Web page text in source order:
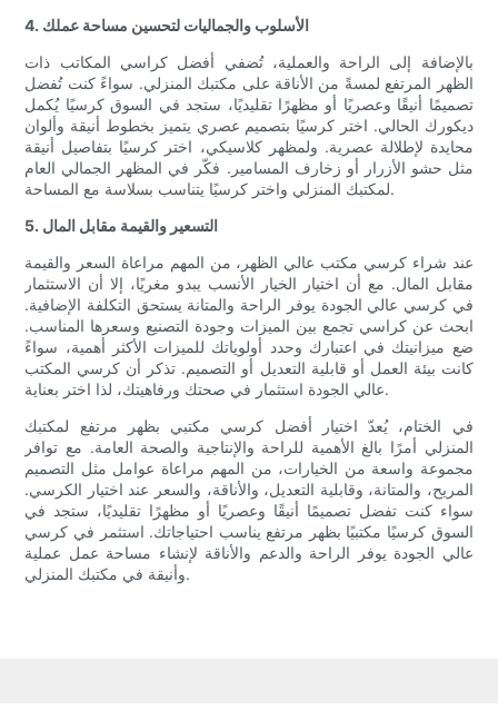
4. الأسلوب والجماليات لتحسين مساحة عملك
بالإضافة إلى الراحة والعملية، تُضفي أفضل كراسي المكاتب ذات
الظهر المرتفع لمسةً من الأناقة على مكتبك المنزلي. سواءً كنت تُفضل
تصميمًا أنيقًا وعصريًا أو مظهرًا تقليديًا، ستجد في السوق كرسيًا يُكمل
ديكورك الحالي. اختر كرسيًا بتصميم عصري يتميز بخطوط أنيقة وألوان
محايدة لإطلالة عصرية. ولمظهر كلاسيكي، اختر كرسيًا بتفاصيل أنيقة
مثل حشو الأزرار أو زخارف المسامير. فكّر في المظهر الجمالي العام
لمكتبك المنزلي واختر كرسيًا يتناسب بسلاسة مع المساحة.
5. التسعير والقيمة مقابل المال
عند شراء كرسي مكتب عالي الظهر، من المهم مراعاة السعر والقيمة
مقابل المال. مع أن اختيار الخيار الأنسب يبدو مغريًا، إلا أن الاستثمار
في كرسي عالي الجودة يوفر الراحة والمتانة يستحق التكلفة الإضافية.
ابحث عن كراسي تجمع بين الميزات وجودة التصنيع وسعرها المناسب.
ضع ميزانيتك في اعتبارك وحدد أولوياتك للميزات الأكثر أهمية، سواءً
كانت بيئة العمل أو قابلية التعديل أو التصميم. تذكر أن كرسي المكتب
عالي الجودة استثمار في صحتك ورفاهيتك، لذا اختر بعناية.
في الختام، يُعدّ اختيار أفضل كرسي مكتبي بظهر مرتفع لمكتبك
المنزلي أمرًا بالغ الأهمية للراحة والإنتاجية والصحة العامة. مع توافر
مجموعة واسعة من الخيارات، من المهم مراعاة عوامل مثل التصميم
المريح، والمتانة، وقابلية التعديل، والأناقة، والسعر عند اختيار الكرسي.
سواء كنت تفضل تصميمًا أنيقًا وعصريًا أو مظهرًا تقليديًا، ستجد في
السوق كرسيًا مكتبيًا بظهر مرتفع يناسب احتياجاتك. استثمر في كرسي
عالي الجودة يوفر الراحة والدعم والأناقة لإنشاء مساحة عمل عملية
وأنيقة في مكتبك المنزلي.